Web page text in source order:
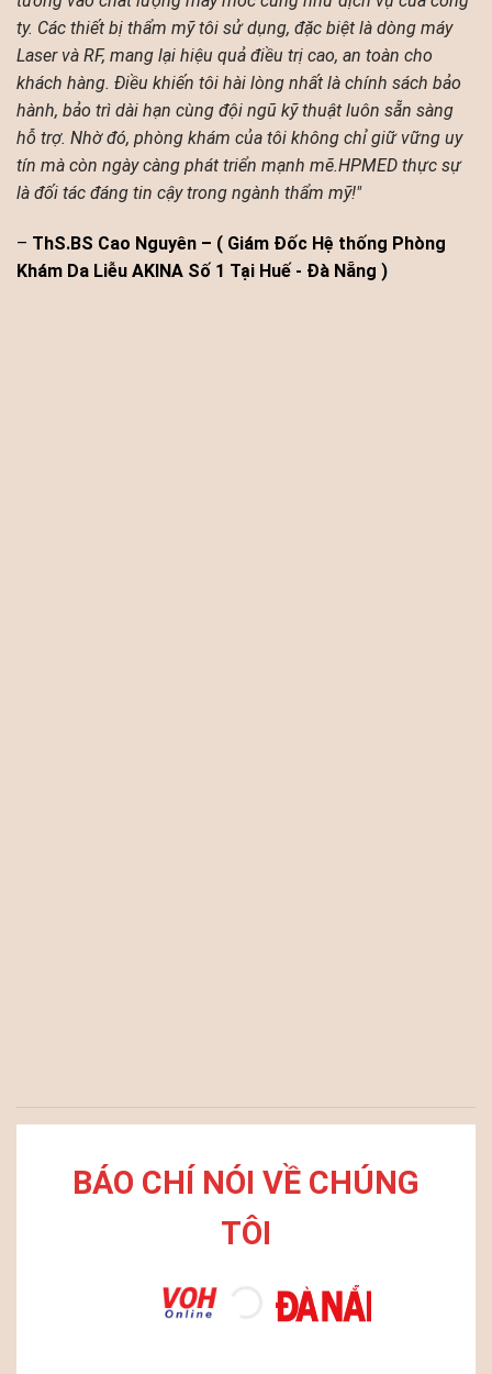
ty. Các thiết bị thẩm mỹ tôi sử dụng, đặc biệt là dòng máy
Laser và RF, mang lại hiệu quả điều trị cao, an toàn cho
khách hàng. Điều khiến tôi hài lòng nhất là chính sách bảo
hành, bảo trì dài hạn cùng đội ngũ kỹ thuật luôn sẵn sàng
hỗ trợ. Nhờ đó, phòng khám của tôi không chỉ giữ vững uy
tín mà còn ngày càng phát triển mạnh mẽ.HPMED thực sự
là đối tác đáng tin cậy trong ngành thẩm mỹ!"
– ThS.BS Cao Nguyên – ( Giám Đốc Hệ thống Phòng
Khám Da Liễu AKINA Số 1 Tại Huế - Đà Nẵng )
BÁO CHÍ NÓI VỀ CHÚNG
TÔI